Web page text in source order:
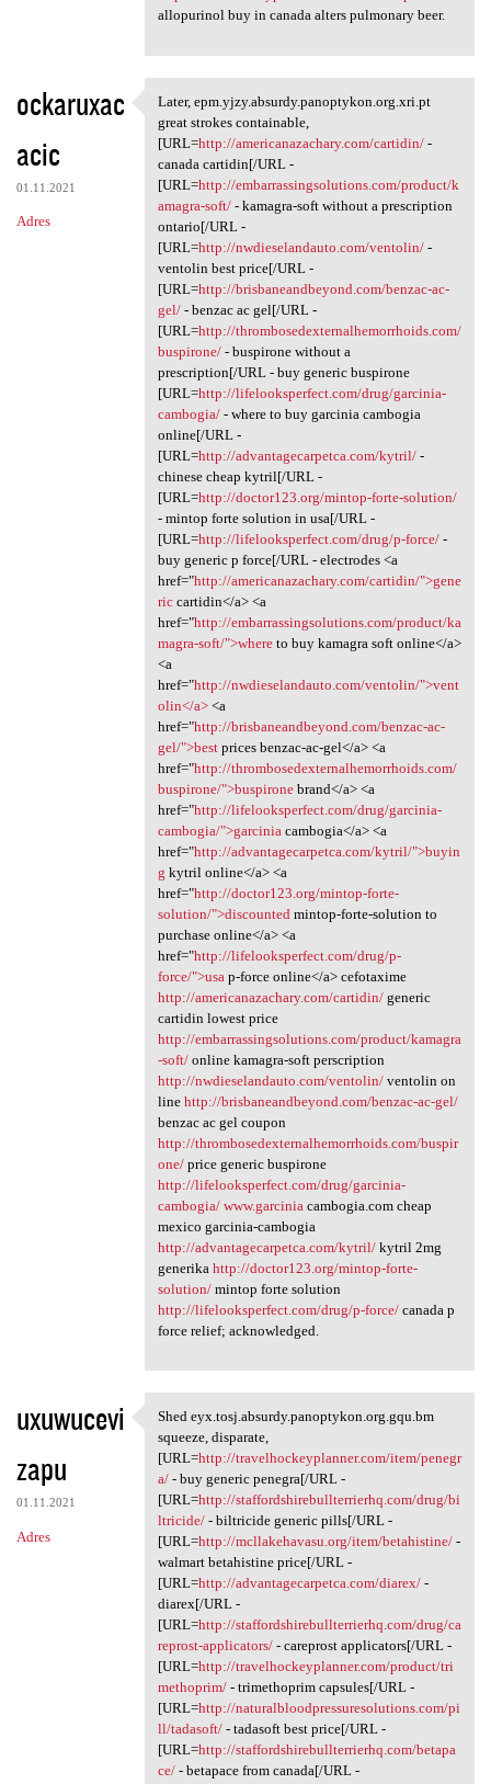
allopurinol buy in canada alters pulmonary beer.
ockaruxac
acic
01.11.2021
Adres
Later, epm.yjzy.absurdy
Later, epm.yjzy.absurdy.panoptykon.org.xri.pt
great strokes containable,
[URL=http://americanazachary.com/cartidin/-
canada cartidin[/URL -
[URL=http://embarrassingsolutions.com/product/k
amagra-soft/- kamagra-soft without a prescription
ontario[/URL -
[URL=http://nwdieselandauto.com/ventolin/-
ventolin best price[/URL -
[URL=http://brisbaneandbeyond.com/benzac-ac-
gel/- benzac ac gel[/URL -
[URL=http://thrombosedexternalhemorrhoids.com/
buspirone/- buspirone without a
prescription[/URL - buy generic buspirone
[URL=http://lifelooksperfect.com/drug/garcinia-
cambogia/- where to buy garcinia cambogia
online[/URL -
[URL=http://advantagecarpetca.com/kytril/-
chinese cheap kytril[/URL -
[URL=http://doctor123.org/mintop-forte-solution/
- mintop forte solution in usa[/URL -
[URL=http://lifelooksperfect.com/drug/p-force/-
buy generic p force[/URL - electrodes <a
href="http://americanazachary.com/cartidin/">gene
riccartidin</a> <a
href="http://embarrassingsolutions.com/product/ka
magra-soft/">whereto buy kamagra soft online</a>
<a
href="http://nwdieselandauto.com/ventolin/">vent
olin</a><a
href="http://brisbaneandbeyond.com/benzac-ac-
gel/">bestprices benzac-ac-gel</a> <a
href="http://thrombosedexternalhemorrhoids.com/
buspirone/">buspironebrand</a> <a
href="http://lifelooksperfect.com/drug/garcinia-
cambogia/">garcinia cambogia</a> <a
href="http://advantagecarpetca.com/kytril/">buyin
g kytril online</a> <a
href="http://doctor123.org/mintop-forte-
solution/">discounted mintop-forte-solution to
purchase online</a> <a
href="http://lifelooksperfect.com/drug/p-
force/">usa p-force online</a> cefotaxime
http://americanazachary.com/cartidin/generic
cartidin lowest price
http://embarrassingsolutions.com/product/kamagra
-soft/online kamagra-soft perscription
http://nwdieselandauto.com/ventolin/ventolin on
line http://brisbaneandbeyond.com/benzac-ac-gel/
benzac ac gel coupon
http://thrombosedexternalhemorrhoids.com/buspir
one/price generic buspirone
http://lifelooksperfect.com/drug/garcinia-
cambogia/ www.garcinia cambogia.com cheap
mexico garcinia-cambogia
http://advantagecarpetca.com/kytril/kytril 2mg
generika http://doctor123.org/mintop-forte-
solution/mintop forte solution
http://lifelooksperfect.com/drug/p-force/canada p
force relief; acknowledged.
uxuwucevi
zapu
01.11.2021
Adres
Shed eyx.tosj.absurdy
Shed eyx.tosj.absurdy.panoptykon.org.gqu.bm
squeeze, disparate,
[URL=http://travelhockeyplanner.com/item/penegr
a/- buy generic penegra[/URL -
[URL=http://staffordshirebullterrierhq.com/drug/bi
ltricide/- biltricide generic pills[/URL -
[URL=http://mcllakehavasu.org/item/betahistine/-
walmart betahistine price[/URL -
[URL=http://advantagecarpetca.com/diarex/-
diarex[/URL -
[URL=http://staffordshirebullterrierhq.com/drug/ca
reprost-applicators/- careprost applicators[/URL -
[URL=http://travelhockeyplanner.com/product/tri
methoprim/- trimethoprim capsules[/URL -
[URL=http://naturalbloodpressuresolutions.com/pi
ll/tadasoft/- tadasoft best price[/URL -
[URL=http://staffordshirebullterrierhq.com/betapa
ce/- betapace from canada[/URL -